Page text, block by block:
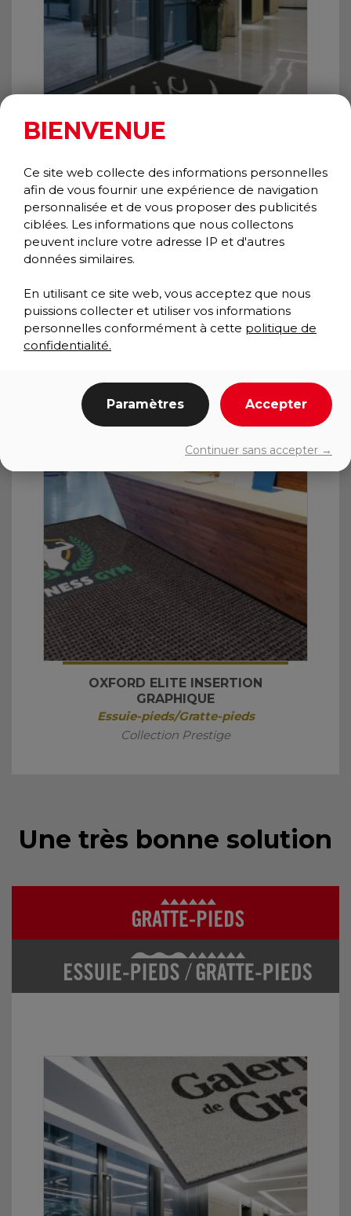
JASPER INSERTION GRAPHIQUE
Gratte-pieds
Collection Classique
OXFORD ELITE INSERTION
GRAPHIQUE
Essuie-pieds/Gratte-pieds
Collection Prestige
Une très bonne solution
BIENVENUE
Ce site web collecte des informations personnelles
afin de vous fournir une expérience de navigation
personnalisée et de vous proposer des publicités
ciblées. Les informations que nous collectons
peuvent inclure votre adresse IP et d'autres
données similaires.
En utilisant ce site web, vous acceptez que nous
puissions collecter et utiliser vos informations
personnelles conformément à cette politique de
confidentialité.
Paramètres Accepter
Continuer sans accepter →